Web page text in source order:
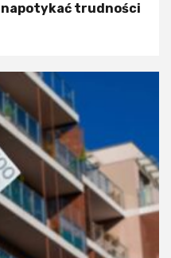
napotykać trudności